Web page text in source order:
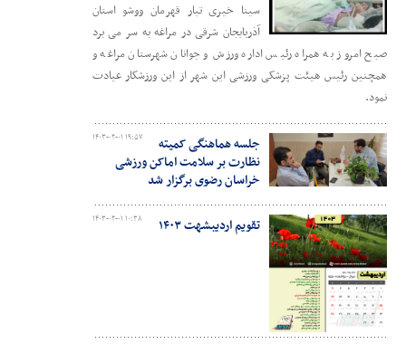
سینا خیری تبار قهرمان ووشو استان
آذربایجان شرقی در مراغه به سر می برد
صبح امروز به همراه رئیس اداره ورزش و جوانان شهرستان مراغه و
همچنین رئیس هیئت پزشکی ورزشی این شهر از این ورزشکار عیادت
نمود.
۱۴۰۳-۰۲-۰۱ ۱۹:۵۷
جلسه هماهنگی کمیته
نظارت بر سلامت اماکن ورزشی
خراسان رضوی برگزار شد
۱۴۰۳-۰۲-۰۱ ۱۰:۳۸ تقویم اردیبشهت ۱۴۰۳